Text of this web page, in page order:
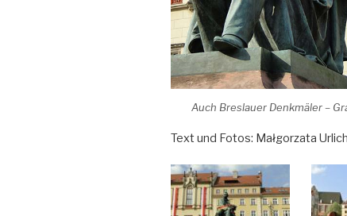
Auch Breslauer Denkmäler –
Text und Fotos: Małgorzata